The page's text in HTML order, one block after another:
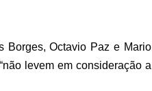
Borges, Octavio Paz e Mario
levem em consideração a